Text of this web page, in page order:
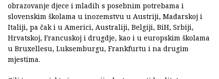
obrazovanje djece i mladih s posebnim potrebama i
slovenskim školama u inozemstvu u Austriji, Mađarskoj i
Italiji, pa čak i u Americi, Australiji, Belgiji, BiH, Srbiji,
Hrvatskoj, Francuskoj i drugdje, kao i u europskim školama
u Bruxellesu, Luksemburgu, Frankfurtu i na drugim
mjestima.